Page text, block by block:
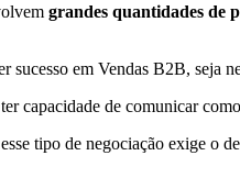
grandes quantidades de
sucesso em Vendas B2B, seja
capacidade de comunicar
tipo de negociação exige o